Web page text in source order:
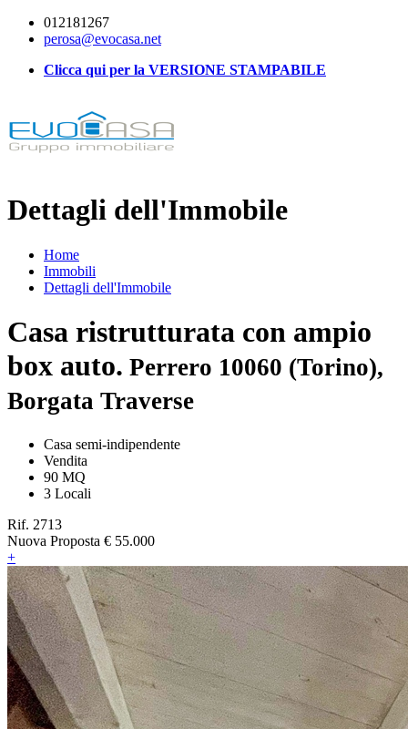
012181267
perosa@evocasa.net
Clicca qui per la VERSIONE STAMPABILE
Dettagli dell'Immobile
Home
Immobili
Dettagli dell'Immobile
Casa ristrutturata con ampio
box auto. Perrero 10060 (Torino),
Borgata Traverse
Casa semi-indipendente
Vendita
90 MQ
3 Locali
Rif. 2713
Nuova Proposta € 55.000
+